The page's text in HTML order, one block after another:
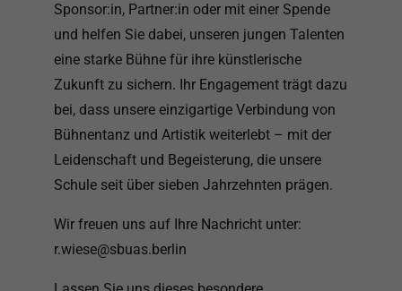
Sponsor:in, Partner:in oder mit einer Spende
und helfen Sie dabei, unseren jungen Talenten
eine starke Bühne für ihre künstlerische
Zukunft zu sichern. Ihr Engagement trägt dazu
bei, dass unsere einzigartige Verbindung von
Bühnentanz und Artistik weiterlebt – mit der
Leidenschaft und Begeisterung, die unsere
Schule seit über sieben Jahrzehnten prägen.
Wir freuen uns auf Ihre Nachricht unter:
r.wiese@sbuas.berlin